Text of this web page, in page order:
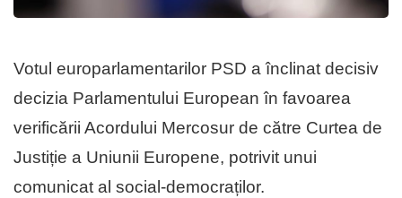
Votul europarlamentarilor PSD a înclinat decisiv
decizia Parlamentului European în favoarea
verificării Acordului Mercosur de către Curtea de
Justiție a Uniunii Europene, potrivit unui
comunicat al social-democraților.